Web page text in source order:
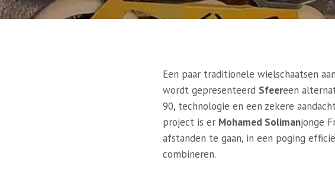
Een paar traditionele wielschaatsen
wordt gepresenteerd Sfeereen
90, technologie en een zekere
project is er Mohamed Solimanjonge
afstanden te gaan, in een poging
combineren.